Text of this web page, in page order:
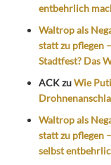
entbehrlich
Waltrop als
statt zu pflegen
Stadtfest? Das
ACKzuWie
Waltrop als
statt zu pflegen
selbst